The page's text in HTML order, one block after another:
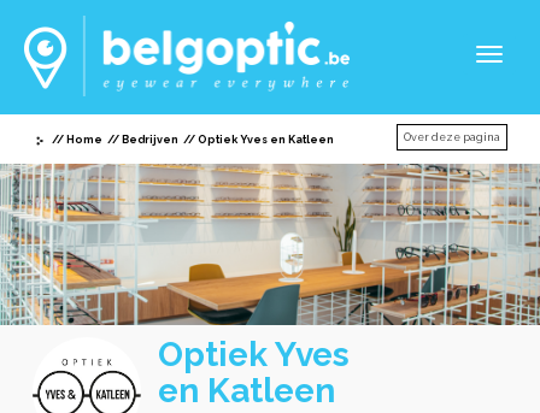
Home Bedrijven Optiek Yves en Katleen Over deze pagina
Optiek Yves
en Katleen